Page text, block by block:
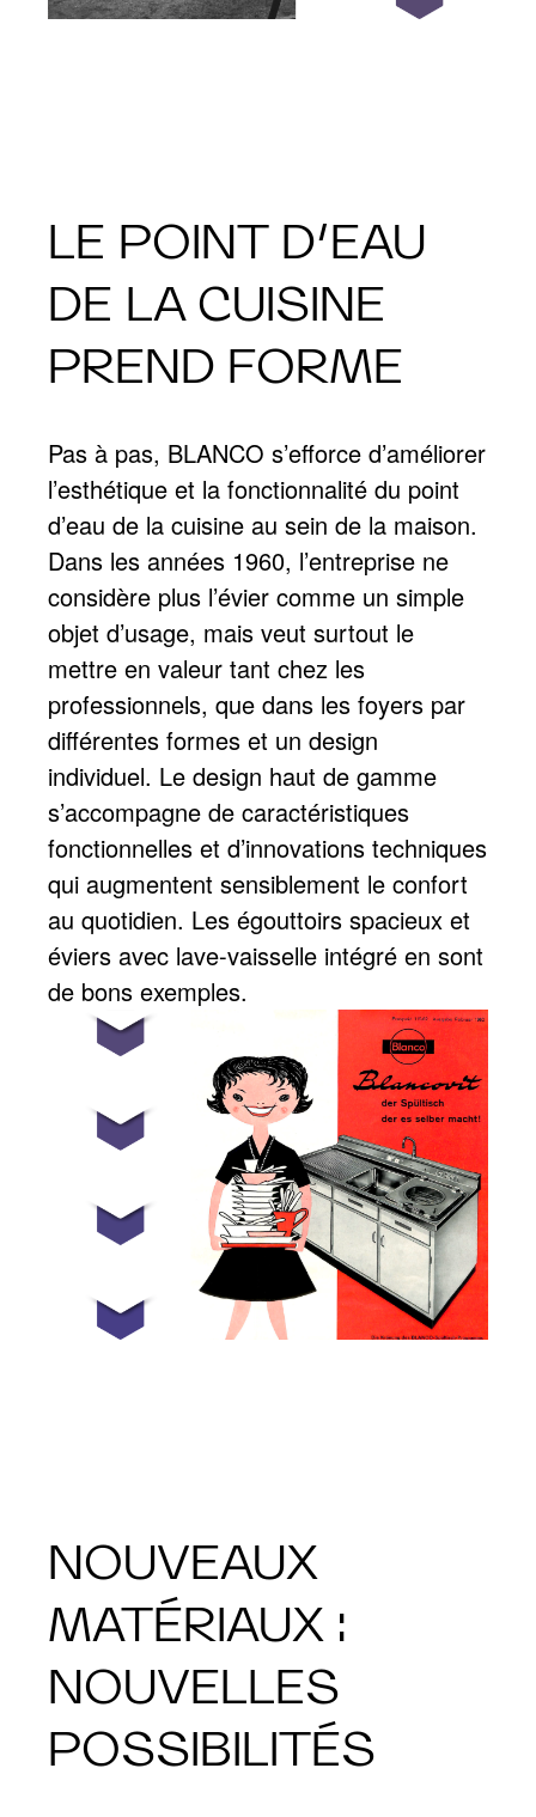
LE POINT D’EAU
DE LA CUISINE
PREND FORME
Pas à pas, BLANCO s’efforce d’améliorer
l’esthétique et la fonctionnalité du point
d’eau de la cuisine au sein de la maison.
Dans les années 1960, l’entreprise ne
considère plus l’évier comme un simple
objet d’usage, mais veut surtout le
mettre en valeur tant chez les
professionnels, que dans les foyers par
différentes formes et un design
individuel. Le design haut de gamme
s’accompagne de caractéristiques
fonctionnelles et d’innovations techniques
qui augmentent sensiblement le confort
au quotidien. Les égouttoirs spacieux et
éviers avec lave-vaisselle intégré en sont
de bons exemples.
NOUVEAUX
MATÉRIAUX :
NOUVELLES
POSSIBILITÉS